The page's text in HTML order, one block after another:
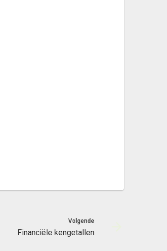
Volgende
Financiële kengetallen